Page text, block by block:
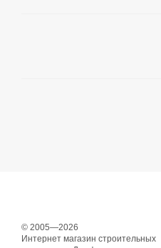
© 2005—2026
Интернет магазин строительных